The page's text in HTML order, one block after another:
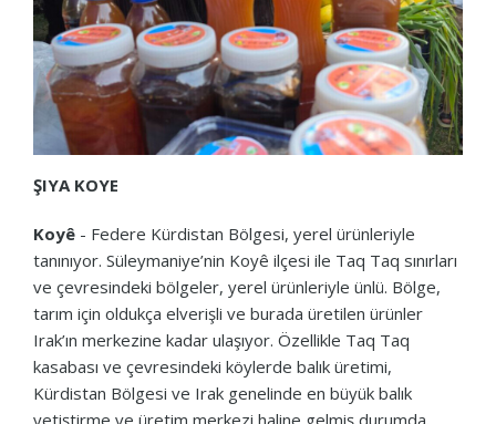
ŞIYA KOYE
Koyê - Federe Kürdistan Bölgesi, yerel ürünleriyle
tanınıyor. Süleymaniye’nin Koyê ilçesi ile Taq Taq sınırları
ve çevresindeki bölgeler, yerel ürünleriyle ünlü. Bölge,
tarım için oldukça elverişli ve burada üretilen ürünler
Irak’ın merkezine kadar ulaşıyor. Özellikle Taq Taq
kasabası ve çevresindeki köylerde balık üretimi,
Kürdistan Bölgesi ve Irak genelinde en büyük balık
yetiştirme ve üretim merkezi haline gelmiş durumda.